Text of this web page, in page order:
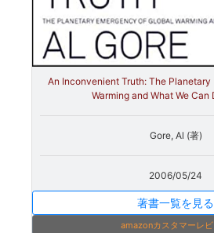
An Inconvenient Truth: The Planetary
Warming and What We Can
Gore, Al (著)
2006/05/24
著書一覧を見る
amazonカスタマーレ